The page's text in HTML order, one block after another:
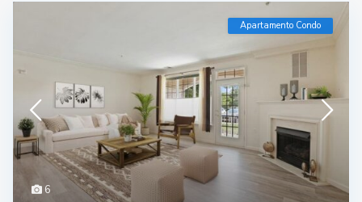
6
Apartamento Condo